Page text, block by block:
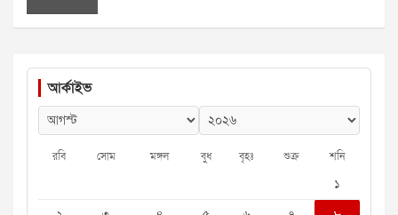
আর্কাইভ
রবি সোম মঙ্গল বুধ বৃহঃ শুক্র শনি
১